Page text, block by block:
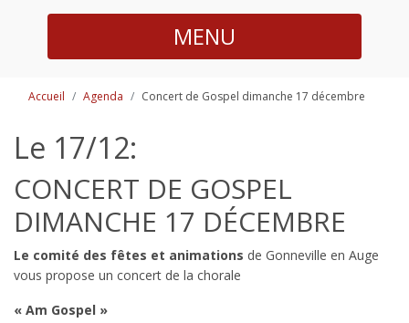
MENU
Accueil Agenda Concert de Gospel dimanche 17 décembre
Le 17/12:
CONCERT DE GOSPEL
DIMANCHE 17 DÉCEMBRE
Le comité des fêtes et animations de Gonneville en Auge
vous propose un concert de la chorale
« Am Gospel »